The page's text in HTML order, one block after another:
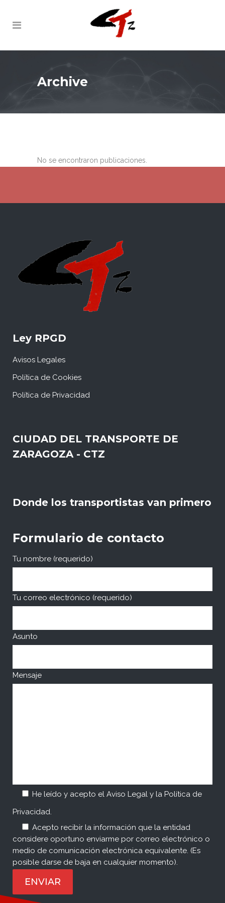
Archive
No se encontraron publicaciones.
Ley RPGD
Avisos Legales
Política de Cookies
Política de Privacidad
CIUDAD DEL TRANSPORTE DE
ZARAGOZA - CTZ
Donde los transportistas van primero
Formulario de contacto
Tu nombre (requerido)
Tu correo electrónico (requerido)
Asunto
Mensaje
He leído y acepto el Aviso Legal y la Política de
Privacidad.
Acepto recibir la información que la entidad
considere oportuno enviarme por correo electrónico o
medio de comunicación electrónica equivalente. (Es
posible darse de baja en cualquier momento).